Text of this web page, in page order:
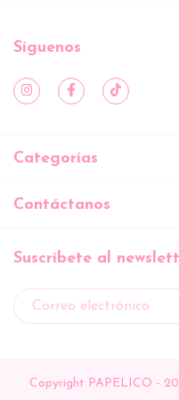
Síguenos
Categorías
Contáctanos
Suscríbete al
Copyright PAPELICO -